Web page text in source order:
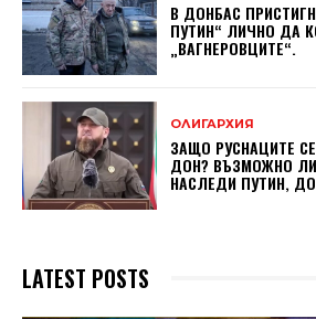
В ДОНБАС
ПУТИН“ ЛИЧНО ДА
„ВАГНЕРОВЦИТЕ“.
ОЛИГАРХИЯ
ЗАЩО РУСНАЦИТЕ
ДОН? ВЪЗМОЖНО
НАСЛЕДИ ПУТИН,
LATEST POSTS